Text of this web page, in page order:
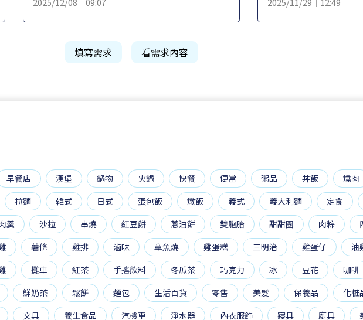
填寫需求 看需求內容
早餐店 漢堡 鍋物 火鍋 快餐 便當 粥品 丼飯 燒肉
拉麵
韓式 日式 蛋包飯 燉飯 義式 義大利麵 定食
羹
沙拉 串燒 紅豆餅 蔥油餅 雙胞胎 甜甜圈 肉粽
薯條 雞排 滷味 章魚燒 雞蛋糕 三明治 雞蛋仔 油
攤車 紅茶 手搖飲料 冬瓜茶 巧克力 冰 豆花 咖啡
鮮奶茶
鬆餅 麵包 生活百貨 零售 美髮 保養品 化粧
文具
養生食品 汽機車 淨水器 內衣服飾 寢具 廚具